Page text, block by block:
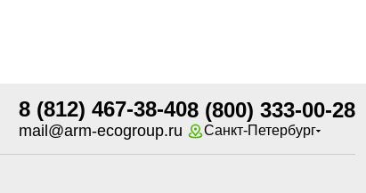
8 (812) 467-38-40
mail@arm-ecogroup.ru
8 (800) 333-00-28
Санкт-Петербург